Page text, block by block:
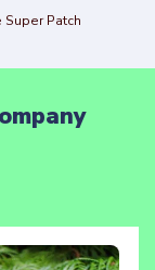
Super Patch